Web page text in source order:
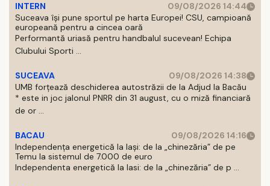
INTERN
09/08/2026 14:44
Suceava își pune sportul pe harta Europei! CSU, campioană
europeană pentru a cincea oară
Performantă uriasă pentru handbalul sucevean! Echipa
Clubului Sporti ...
SUCEAVA
09/08/2026 14:38
UMB forțează deschiderea autostrăzii de la Adjud la Bacău
* este in joc jalonul PNRR din 31 august, cu o miză financiară
de or ...
BACAU
09/08/2026 14:16
Independența energetică la Iași: de la „chinezăria” de pe
Temu la sistemul de 7.000 de euro
Independenta energetică la Iasi: de la „chinezăria” de p ...